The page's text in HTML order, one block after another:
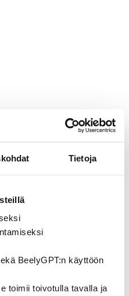
Tietoja
BeelyGPT:n käyttöön
toimii toivotulla tavalla ja